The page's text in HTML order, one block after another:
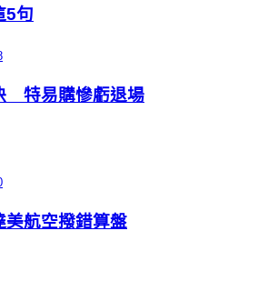
5句
特易購慘虧退場
航空撥錯算盤